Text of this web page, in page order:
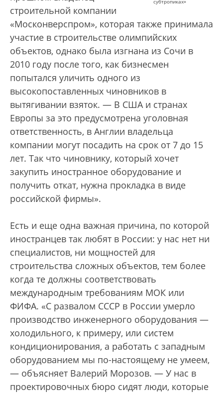
строительной компании
«Москонверспром», которая также принимала
участие в строительстве олимпийских
объектов, однако была изгнана из Сочи в
2010 году после того, как бизнесмен
попытался уличить одного из
высокопоставленных чиновников в
вытягивании взяток. — В США и странах
Европы за это предусмотрена уголовная
ответственность, в Англии владельца
компании могут посадить на срок от 7 до 15
лет. Так что чиновнику, который хочет
закупить иностранное оборудование и
получить откат, нужна прокладка в виде
российской фирмы».
Есть и еще одна важная причина, по которой
иностранцев так любят в России: у нас нет ни
специалистов, ни мощностей для
строительства сложных объектов, тем более
когда те должны соответствовать
международным требованиям МОК или
ФИФА. «С развалом СССР в России умерло
производство инженерного оборудования —
холодильного, к примеру, или систем
кондиционирования, а работать с западным
оборудованием мы по-настоящему не умеем,
— объясняет Валерий Морозов. — У нас в
проектировочных бюро сидят люди, которые